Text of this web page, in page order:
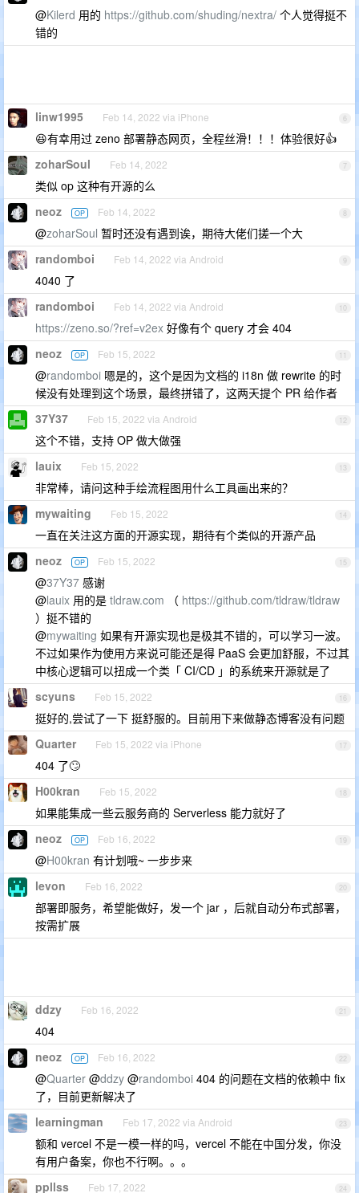
@Kilerd 用的 https://github.com/shuding/nextra/ 个人觉得挺不
错的
6
linw1995 Feb 14, 2022 via iPhone
😆有幸用过 zeno 部署静态网页，全程丝滑！！！体验很好👍
7
zoharSoul Feb 14, 2022
类似 op 这种有开源的么
8
neoz OP Feb 14, 2022
@zoharSoul 暂时还没有遇到诶，期待大佬们搓一个大
9
randomboi Feb 14, 2022 via Android
4040 了
10
randomboi Feb 14, 2022 via Android
https://zeno.so/?ref=v2ex 好像有个 query 才会 404
11
neoz OP Feb 15, 2022
@randomboi 嗯是的，这个是因为文档的 i18n 做 rewrite 的时
候没有处理到这个场景，最终拼错了，这两天提个 PR 给作者
12
37Y37 Feb 15, 2022 via Android
这个不错，支持 OP 做大做强
13
lauix Feb 15, 2022
非常棒，请问这种手绘流程图用什么工具画出来的？
14
mywaiting Feb 15, 2022
一直在关注这方面的开源实现，期待有个类似的开源产品
15
neoz OP Feb 15, 2022
@37Y37 感谢
@lauix 用的是 tldraw.com （ https://github.com/tldraw/tldraw
）挺不错的
@mywaiting 如果有开源实现也是极其不错的，可以学习一波。
不过如果作为使用方来说可能还是得 PaaS 会更加舒服，不过其
中核心逻辑可以扭成一个类「 CI/CD 」的系统来开源就是了
16
scyuns Feb 15, 2022
挺好的,尝试了一下 挺舒服的。目前用下来做静态博客没有问题
17
Quarter Feb 15, 2022 via iPhone
404 了🙄
18
H00kran Feb 15, 2022
如果能集成一些云服务商的 Serverless 能力就好了
19
neoz OP Feb 16, 2022
@H00kran 有计划哦~ 一步步来
20
levon Feb 16, 2022
部署即服务，希望能做好，发一个 jar ，后就自动分布式部署，
按需扩展
21
ddzy Feb 16, 2022
404
22
neoz OP Feb 16, 2022
@Quarter @ddzy @randomboi 404 的问题在文档的依赖中 fix
了，目前更新解决了
23
learningman Feb 17, 2022 via Android
额和 vercel 不是一模一样的吗，vercel 不能在中国分发，你没
有用户备案，你也不行啊。。。
24
ppllss Feb 17, 2022